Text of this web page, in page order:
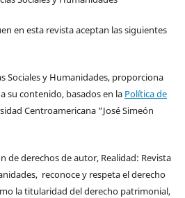
en esta revista aceptan las siguientes
Sociales y Humanidades, proporciona
su contenido, basados en la Política de
Centroamericana “José Simeón
de derechos de autor, Realidad: Revista
reconoce y respeta el derecho
la titularidad del derecho patrimonial,